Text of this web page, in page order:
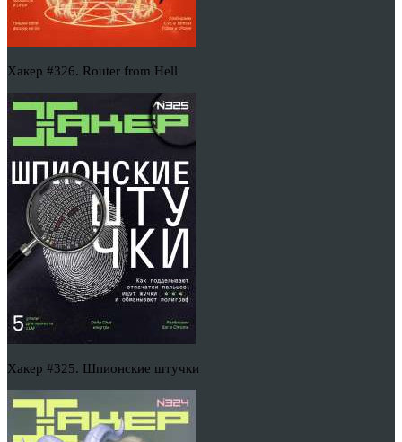
Хакер #326. Router from Hell
Хакер #325. Шпионские штучки